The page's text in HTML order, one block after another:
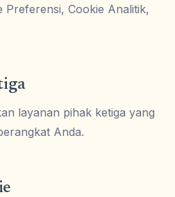
Preferensi, Cookie Analitik,
layanan pihak ketiga yang
Anda.